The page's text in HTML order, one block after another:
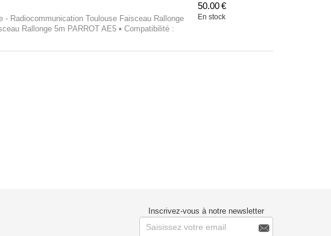
50.00€
En stock
Radiocommunication Toulouse Faisceau Rallonge
Rallonge 5m PARROT AE5 ▪ Compatibilité :
Inscrivez-vous à notre newsletter
